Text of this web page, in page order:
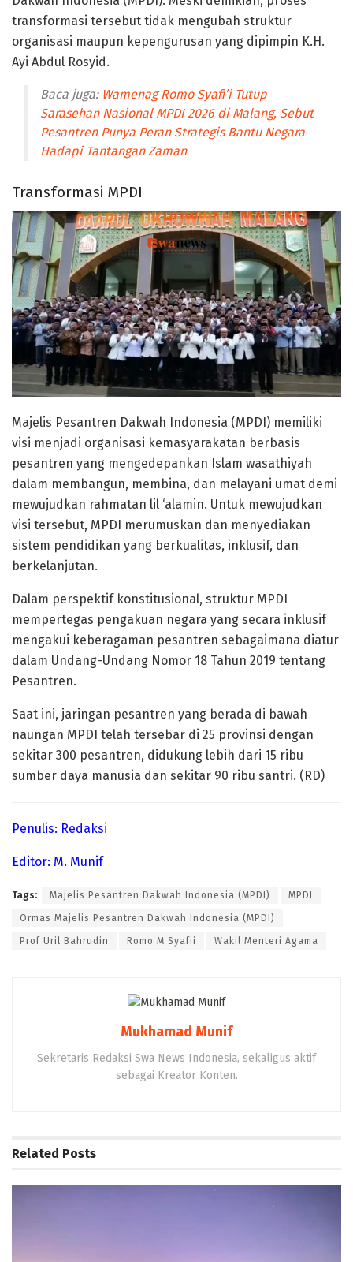
transformasi tersebut tidak mengubah struktur
organisasi maupun kepengurusan yang dipimpin K.H.
Ayi Abdul Rosyid.
Baca juga: Wamenag Romo Syafi’i Tutup
Sarasehan Nasional MPDI 2026 di Malang, Sebut
Pesantren Punya Peran Strategis Bantu Negara
Hadapi Tantangan Zaman
Transformasi MPDI
Majelis Pesantren Dakwah Indonesia (MPDI) memiliki
visi menjadi organisasi kemasyarakatan berbasis
pesantren yang mengedepankan Islam wasathiyah
dalam membangun, membina, dan melayani umat demi
mewujudkan rahmatan lil ‘alamin. Untuk mewujudkan
visi tersebut, MPDI merumuskan dan menyediakan
sistem pendidikan yang berkualitas, inklusif, dan
berkelanjutan.
Dalam perspektif konstitusional, struktur MPDI
mempertegas pengakuan negara yang secara inklusif
mengakui keberagaman pesantren sebagaimana diatur
dalam Undang-Undang Nomor 18 Tahun 2019 tentang
Pesantren.
Saat ini, jaringan pesantren yang berada di bawah
naungan MPDI telah tersebar di 25 provinsi dengan
sekitar 300 pesantren, didukung lebih dari 15 ribu
sumber daya manusia dan sekitar 90 ribu santri. (RD)
Penulis: Redaksi
Editor: M. Munif
Tags: Majelis Pesantren Dakwah Indonesia (MPDI) MPDI
Ormas Majelis Pesantren Dakwah Indonesia (MPDI)
Prof Uril Bahrudin Romo M Syafii Wakil Menteri Agama
Mukhamad Munif
Sekretaris Redaksi Swa News Indonesia, sekaligus aktif
sebagai Kreator Konten.
Related Posts